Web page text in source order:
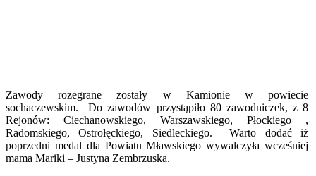
Zawody rozegrane zostały w Kamionie w powiecie
sochaczewskim. Do zawodów przystąpiło 80 zawodniczek, z 8
Rejonów: Ciechanowskiego, Warszawskiego, Płockiego ,
Radomskiego, Ostrołęckiego, Siedleckiego. Warto dodać iż
poprzedni medal dla Powiatu Mławskiego wywalczyła wcześniej
mama Mariki – Justyna Zembrzuska.